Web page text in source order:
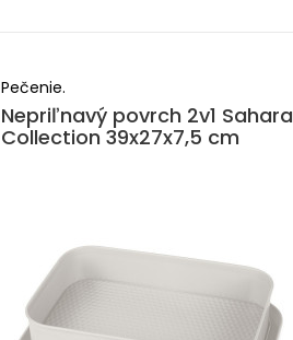
Pečenie.
Nepriľnavý povrch 2v1 Sahara
Collection 39x27x7,5 cm